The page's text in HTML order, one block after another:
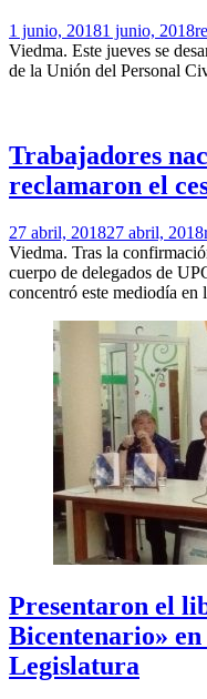
1 junio, 20181 junio, 2018
Viedma. Este jueves se
de la Unión del Personal
Trabajadores
reclamaron el
27 abril, 201827 abril, 2018
Viedma. Tras la
cuerpo de delegados de
concentró este mediodía en
Presentaron el
Bicentenario»
Legislatura